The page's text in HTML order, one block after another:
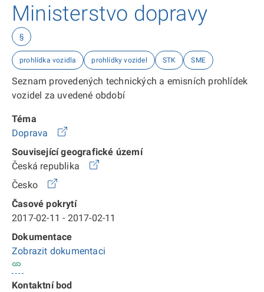
Ministerstvo dopravy
§
prohlídka vozidla prohlídky vozidel STK SME
Seznam provedených technických a emisních prohlídek
vozidel za uvedené období
Téma
Doprava
Související geografické území
Česká republika
Česko
Časové pokrytí
2017-02-11 - 2017-02-11
Dokumentace
Zobrazit dokumentaci
Kontaktní bod